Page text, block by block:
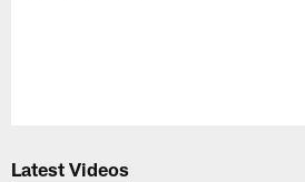
Latest Videos